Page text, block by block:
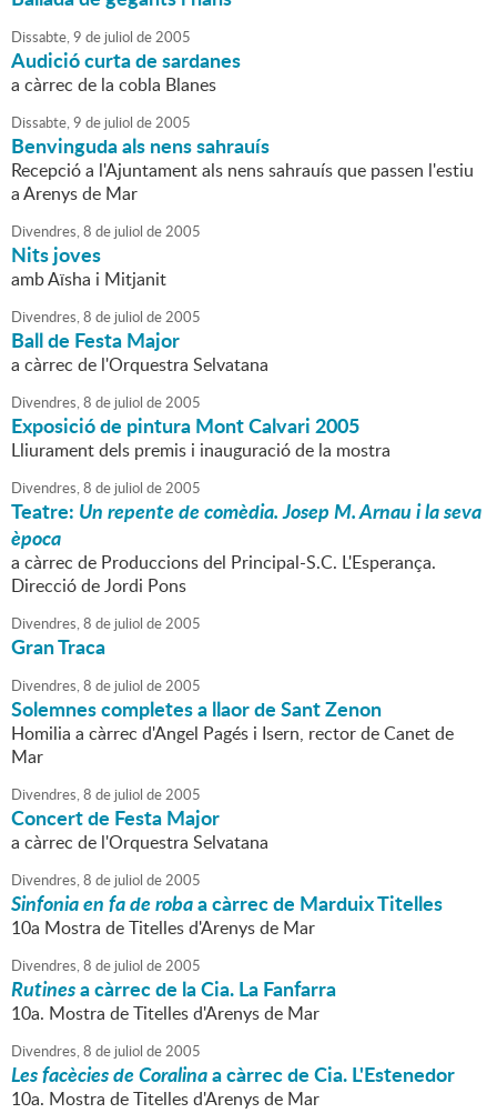
Dissabte,9 de juliol de2005
Audició curta de sardanes
a càrrec de la cobla Blanes
Dissabte,9 de juliol de2005
Benvinguda als nens sahrauís
Recepció a l'Ajuntament als nens sahrauís que passen l'estiu
a Arenys de Mar
Divendres,8 de juliol de2005
Nits joves
amb Aïsha i Mitjanit
Divendres,8 de juliol de2005
Ball de Festa Major
a càrrec de l'Orquestra Selvatana
Divendres,8 de juliol de2005
Exposició de pintura Mont Calvari 2005
Lliurament dels premis i inauguració de la mostra
Divendres,8 de juliol de2005
Teatre: Un repente de comèdia. Josep M. Arnau i la seva
època
a càrrec de Produccions del Principal-S.C. L'Esperança.
Direcció de Jordi Pons
Divendres,8 de juliol de2005
Gran Traca
Divendres,8 de juliol de2005
Solemnes completes a llaor de Sant Zenon
Homilia a càrrec d'Angel Pagés i Isern, rector de Canet de
Mar
Divendres,8 de juliol de2005
Concert de Festa Major
a càrrec de l'Orquestra Selvatana
Divendres,8 de juliol de2005
Sinfonia en fa de robaa càrrec de Marduix Titelles
10a Mostra de Titelles d'Arenys de Mar
Divendres,8 de juliol de2005
Rutinesa càrrec de la Cia. La Fanfarra
10a. Mostra de Titelles d'Arenys de Mar
Divendres,8 de juliol de2005
Les facècies de Coralinaa càrrec de Cia. L'Estenedor
10a. Mostra de Titelles d'Arenys de Mar